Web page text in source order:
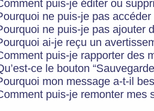
puis-je éditer ou
ne puis-je pas
ne puis-je pas ajouter
ai-je reçu un
puis-je rapporter des
ce le bouton
mon message a-t-il
puis-je remonter mes